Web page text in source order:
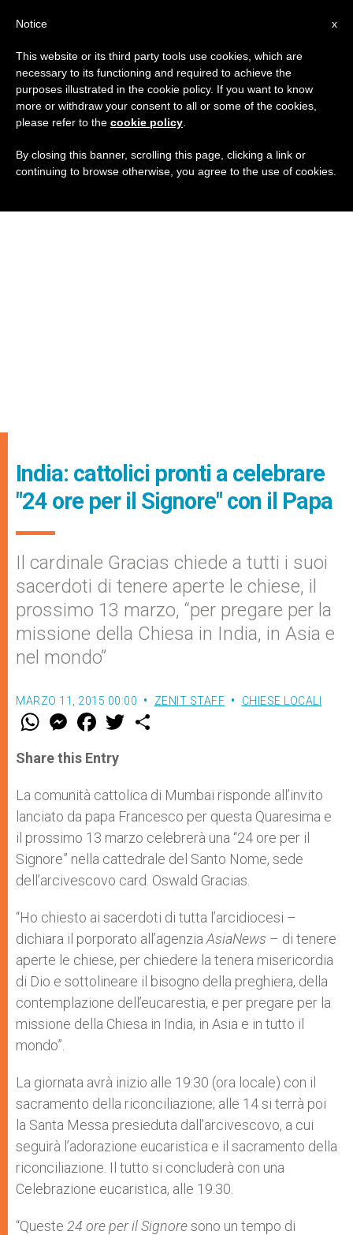
India: cattolici pronti a celebrare
"24 ore per il Signore" con il Papa
Il cardinale Gracias chiede a tutti i suoi
sacerdoti di tenere aperte le chiese, il
prossimo 13 marzo, “per pregare per la
missione della Chiesa in India, in Asia e
nel mondo”
MARZO 11, 2015 00:00 ZENIT STAFF CHIESE LOCALI
W
t
s
p
p
M
e
s
e
g
e
r
F
a
e
b
o
k
w
r
Share this Entry
La comunità cattolica di Mumbai risponde all’invito
lanciato da papa Francesco per questa Quaresima e
il prossimo 13 marzo celebrerà una “24 ore per il
Signore” nella cattedrale del Santo Nome, sede
dell’arcivescovo card. Oswald Gracias.
“Ho chiesto ai sacerdoti di tutta l’arcidiocesi –
dichiara il porporato all’agenzia AsiaNews – di tenere
aperte le chiese, per chiedere la tenera misericordia
di Dio e sottolineare il bisogno della preghiera, della
contemplazione dell’eucarestia, e per pregare per la
missione della Chiesa in India, in Asia e in tutto il
mondo”.
La giornata avrà inizio alle 19:30 (ora locale) con il
sacramento della riconciliazione; alle 14 si terrà poi
la Santa Messa presieduta dall’arcivescovo, a cui
seguirà l’adorazione eucaristica e il sacramento della
riconciliazione. Il tutto si concluderà con una
Celebrazione eucaristica, alle 19.30.
“Queste 24 ore per il Signoresono un tempo di
x
Notice
This website or its third party tools use cookies, which are
necessary to its functioning and required to achieve the
purposes illustrated in the cookie policy. If you want to know
more or withdraw your consent to all or some of the cookies,
please refer to the cookie policy
By closing this banner, scrolling this page, clicking a link or
continuing to browse otherwise, you agree to the use of cookies.